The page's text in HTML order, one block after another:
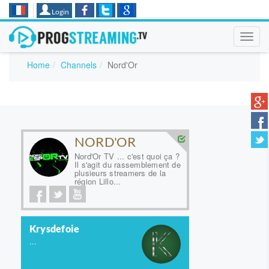
Login
Home Channels Nord'Or
NORD'OR
Nord'Or TV ... c'est quoi ça ?
Il s'agit du rassemblement de
plusieurs streamers de la
région Lillo...
Krysdefoie
...